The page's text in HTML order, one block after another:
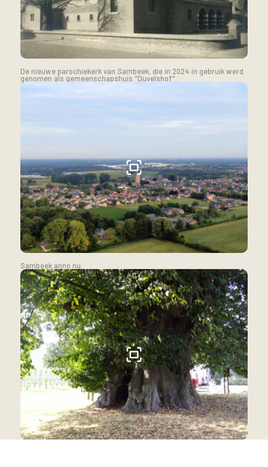
De nieuwe parochiekerk van Sambeek, die in 2024 in gebruik werd
genomen als gemeenschapshuis "Duvelshof".
Sambeek anno nu.